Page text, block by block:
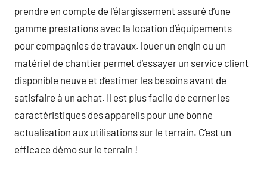
prendre en compte de l’élargissement assuré d’une
gamme prestations avec la location d’équipements
pour compagnies de travaux. louer un engin ou un
matériel de chantier permet d’essayer un service client
disponible neuve et d’estimer les besoins avant de
satisfaire à un achat. Il est plus facile de cerner les
caractéristiques des appareils pour une bonne
actualisation aux utilisations sur le terrain. C’est un
efficace démo sur le terrain !